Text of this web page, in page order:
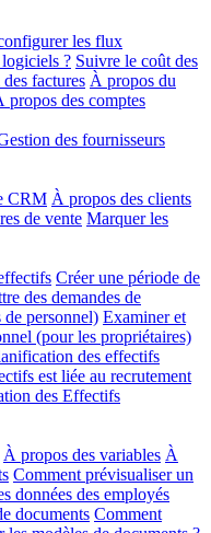
les flux
? Suivre le coût des
factures À propos du
propos des comptes
des fournisseurs
CRM À propos des clients
de vente Marquer les
Créer une période de
des demandes de
personnel) Examiner et
(pour les propriétaires)
des effectifs
est liée au recrutement
des Effectifs
À propos des variables À
Comment prévisualiser un
données des employés
documents Comment